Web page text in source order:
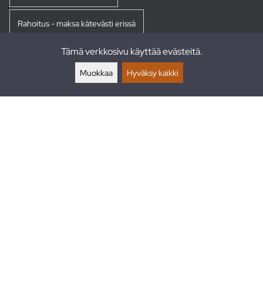
Rahoitus - maksa kätevästi erissä
Tämä verkkosivu käyttää evästeitä.
Muokkaa Hyväksy kaikki